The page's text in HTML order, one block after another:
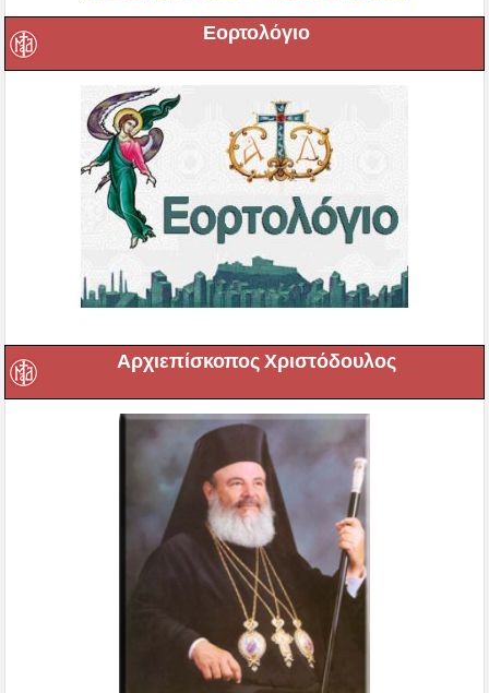
Εορτολόγιο
Αρχιεπίσκοπος Χριστόδουλος